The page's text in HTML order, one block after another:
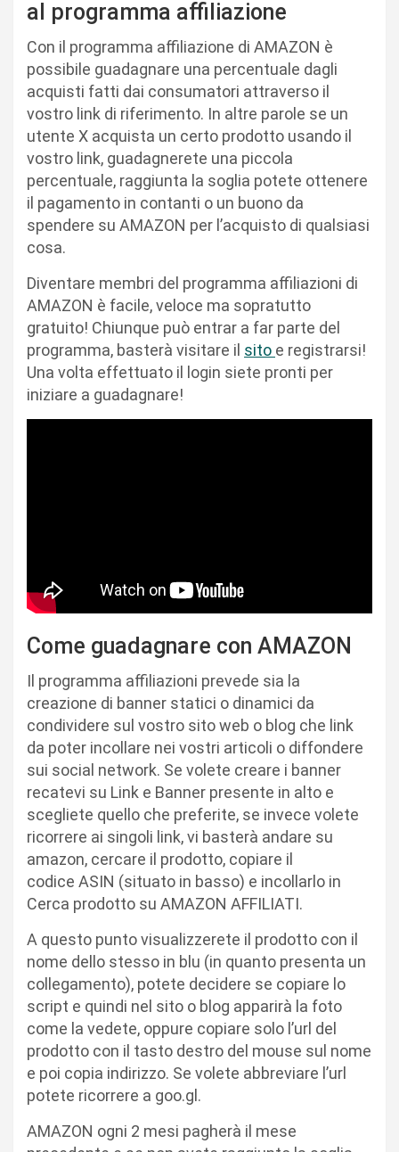
al programma affiliazione
Con il programma affiliazione di AMAZON è
possibile guadagnare una percentuale dagli
acquisti fatti dai consumatori attraverso il
vostro link di riferimento. In altre parole se un
utente X acquista un certo prodotto usando il
vostro link, guadagnerete una piccola
percentuale, raggiunta la soglia potete ottenere
il pagamento in contanti o un buono da
spendere su AMAZON per l’acquisto di qualsiasi
cosa.
Diventare membri del programma affiliazioni di
AMAZON è facile, veloce ma sopratutto
gratuito! Chiunque può entrar a far parte del
programma, basterà visitare il sito e registrarsi!
Una volta effettuato il login siete pronti per
iniziare a guadagnare!
Come guadagnare con AMAZON
Il programma affiliazioni prevede sia la
creazione di banner statici o dinamici da
condividere sul vostro sito web o blog che link
da poter incollare nei vostri articoli o diffondere
sui social network. Se volete creare i banner
recatevi su Link e Banner presente in alto e
scegliete quello che preferite, se invece volete
ricorrere ai singoli link, vi basterà andare su
amazon, cercare il prodotto, copiare il
codice ASIN (situato in basso) e incollarlo in
Cerca prodotto su AMAZON AFFILIATI.
A questo punto visualizzerete il prodotto con il
nome dello stesso in blu (in quanto presenta un
collegamento), potete decidere se copiare lo
script e quindi nel sito o blog apparirà la foto
come la vedete, oppure copiare solo l’url del
prodotto con il tasto destro del mouse sul nome
e poi copia indirizzo. Se volete abbreviare l’url
potete ricorrere a goo.gl.
AMAZON ogni 2 mesi pagherà il mese